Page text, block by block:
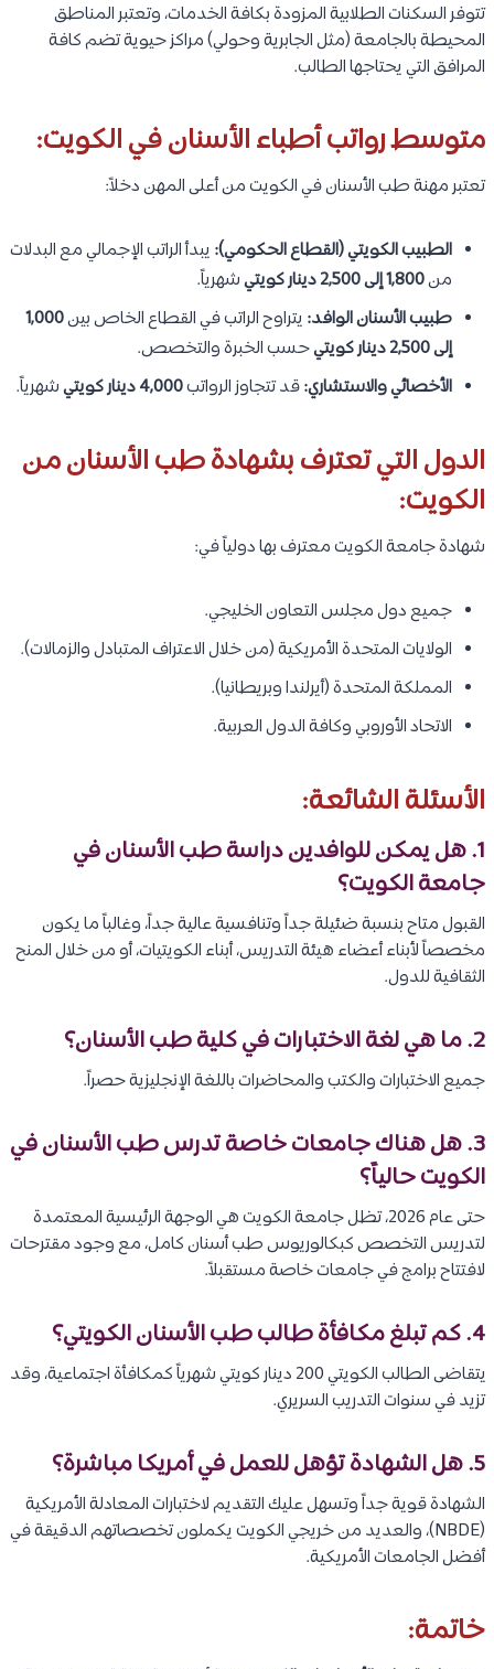
تتوفر السكنات الطلابية المزودة بكافة الخدمات، وتعتبر المناطق
المحيطة بالجامعة (مثل الجابرية وحولي) مراكز حيوية تضم كافة
المرافق التي يحتاجها الطالب.
متوسط رواتب أطباء الأسنان في الكويت:
تعتبر مهنة طب الأسنان في الكويت من أعلى المهن دخلاً:
الطبيب الكويتي (القطاع الحكومي): يبدأ الراتب الإجمالي مع البدلات
من1,800 إلى 2,500 دينار كويتي
شهرياً.
طبيب الأسنان الوافد: يتراوح الراتب في القطاع الخاص بين1,000
إلى 2,500 دينار كويتي
حسب الخبرة والتخصص.
الأخصائي والاستشاري:قد تتجاوز الرواتب4,000 دينار كويتي شهرياً.
الدول التي تعترف بشهادة طب الأسنان من
الكويت:
شهادة جامعة الكويت معترف بها دولياً في:
جميع دول مجلس التعاون الخليجي.
الولايات المتحدة الأمريكية (من خلال الاعتراف المتبادل والزمالات).
المملكة المتحدة (أيرلندا وبريطانيا).
الاتحاد الأوروبي وكافة الدول العربية.
الأسئلة الشائعة:
1. هل يمكن للوافدين دراسة طب الأسنان في
جامعة الكويت؟
القبول متاح بنسبة ضئيلة جداً وتنافسية عالية جداً، وغالباً ما يكون
مخصصاً لأبناء أعضاء هيئة التدريس، أبناء الكويتيات، أو من خلال المنح
الثقافية للدول.
2. ما هي لغة الاختبارات في كلية طب الأسنان؟
جميع الاختبارات والكتب والمحاضرات باللغة الإنجليزية حصراً.
3. هل هناك جامعات خاصة تدرس طب الأسنان في
الكويت حالياً؟
حتى عام 2026، تظل جامعة الكويت هي الوجهة الرئيسية المعتمدة
لتدريس التخصص كبكالوريوس طب أسنان كامل، مع وجود مقترحات
لافتتاح برامج في جامعات خاصة مستقبلاً.
4. كم تبلغ مكافأة طالب طب الأسنان الكويتي؟
يتقاضى الطالب الكويتي 200 دينار كويتي شهرياً كمكافأة اجتماعية، وقد
تزيد في سنوات التدريب السريري.
5. هل الشهادة تؤهل للعمل في أمريكا مباشرة؟
الشهادة قوية جداً وتسهل عليك التقديم لاختبارات المعادلة الأمريكية
(NBDE)، والعديد من خريجي الكويت يكملون تخصصاتهم الدقيقة في
أفضل الجامعات الأمريكية.
خاتمة: